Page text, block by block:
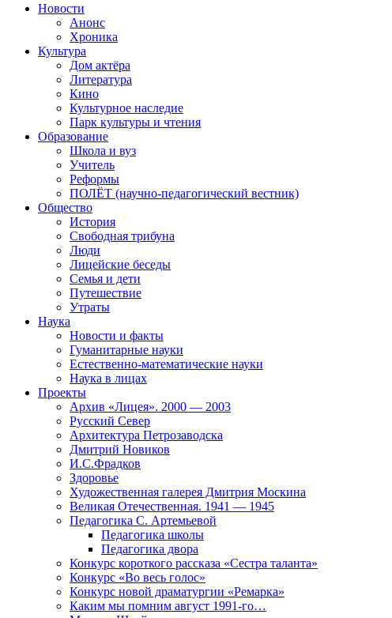
Новости
Анонс
Хроника
Культура
Дом актёра
Литература
Кино
Культурное наследие
Парк культуры и чтения
Образование
Школа и вуз
Учитель
Реформы
ПОЛЁТ (научно-педагогический вестник)
Общество
История
Свободная трибуна
Люди
Лицейские беседы
Семья и дети
Путешествие
Утраты
Наука
Новости и факты
Гуманитарные науки
Естественно-математические науки
Наука в лицах
Проекты
Архив «Лицея». 2000 — 2003
Русский Север
Архитектура Петрозаводска
Дмитрий Новиков
И.С.Фрадков
Здоровье
Художественная галерея Дмитрия Москина
Великая Отечественная. 1941 — 1945
Педагогика С. Артемьевой
Педагогика школы
Педагогика двора
Конкурс короткого рассказа «Сестра таланта»
Конкурс «Во весь голос»
Конкурс новой драматургии «Ремарка»
Каким мы помним август 1991-го…